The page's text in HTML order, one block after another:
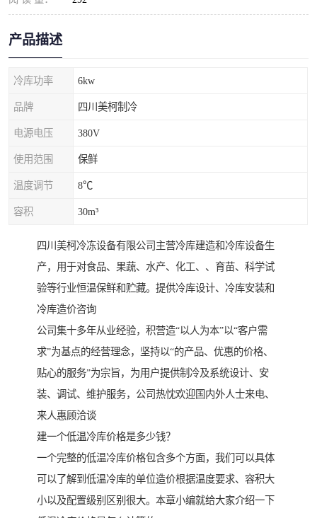
产品描述
冷库功率 6kw
品牌 四川美柯制冷
电源电压 380V
使用范围 保鲜
温度调节 8℃
容积 30m³
四川美柯冷冻设备有限公司主营冷库建造和冷库设备生
产，用于对食品、果蔬、水产、化工、、育苗、科学试
验等行业恒温保鲜和贮藏。提供冷库设计、冷库安装和
冷库造价咨询
公司集十多年从业经验，积营造“以人为本”以“客户需
求”为基点的经营理念，坚持以“的产品、优惠的价格、
贴心的服务”为宗旨，为用户提供制冷及系统设计、安
装、调试、维护服务，公司热忱欢迎国内外人士来电、
来人惠顾洽谈
建一个低温冷库价格是多少钱？
一个完整的低温冷库价格包含多个方面，我们可以具体
可以了解到低温冷库的单位造价根据温度要求、容积大
小以及配置级别区别很大。本章小编就给大家介绍一下